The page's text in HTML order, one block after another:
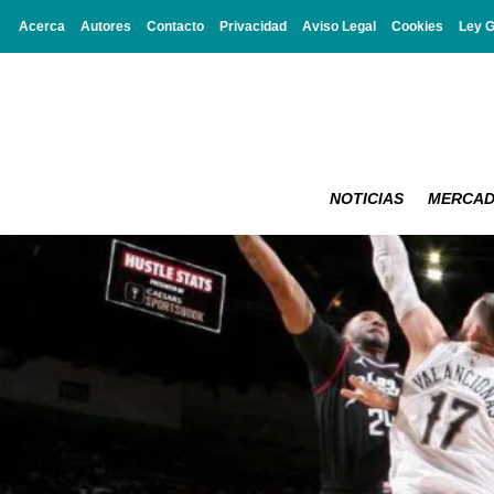
Acerca Autores Contacto Privacidad Aviso Legal Cookies Ley
NOTICIAS